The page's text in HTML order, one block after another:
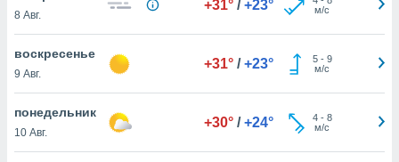
действия
рекламу
8 Авг.
+31° / +23°
м/с
воскресенье
9 Авг.
+31° / +23° 5- 9
м/с
понедельник
10 Авг.
+30° / +24° 4- 8
м/с